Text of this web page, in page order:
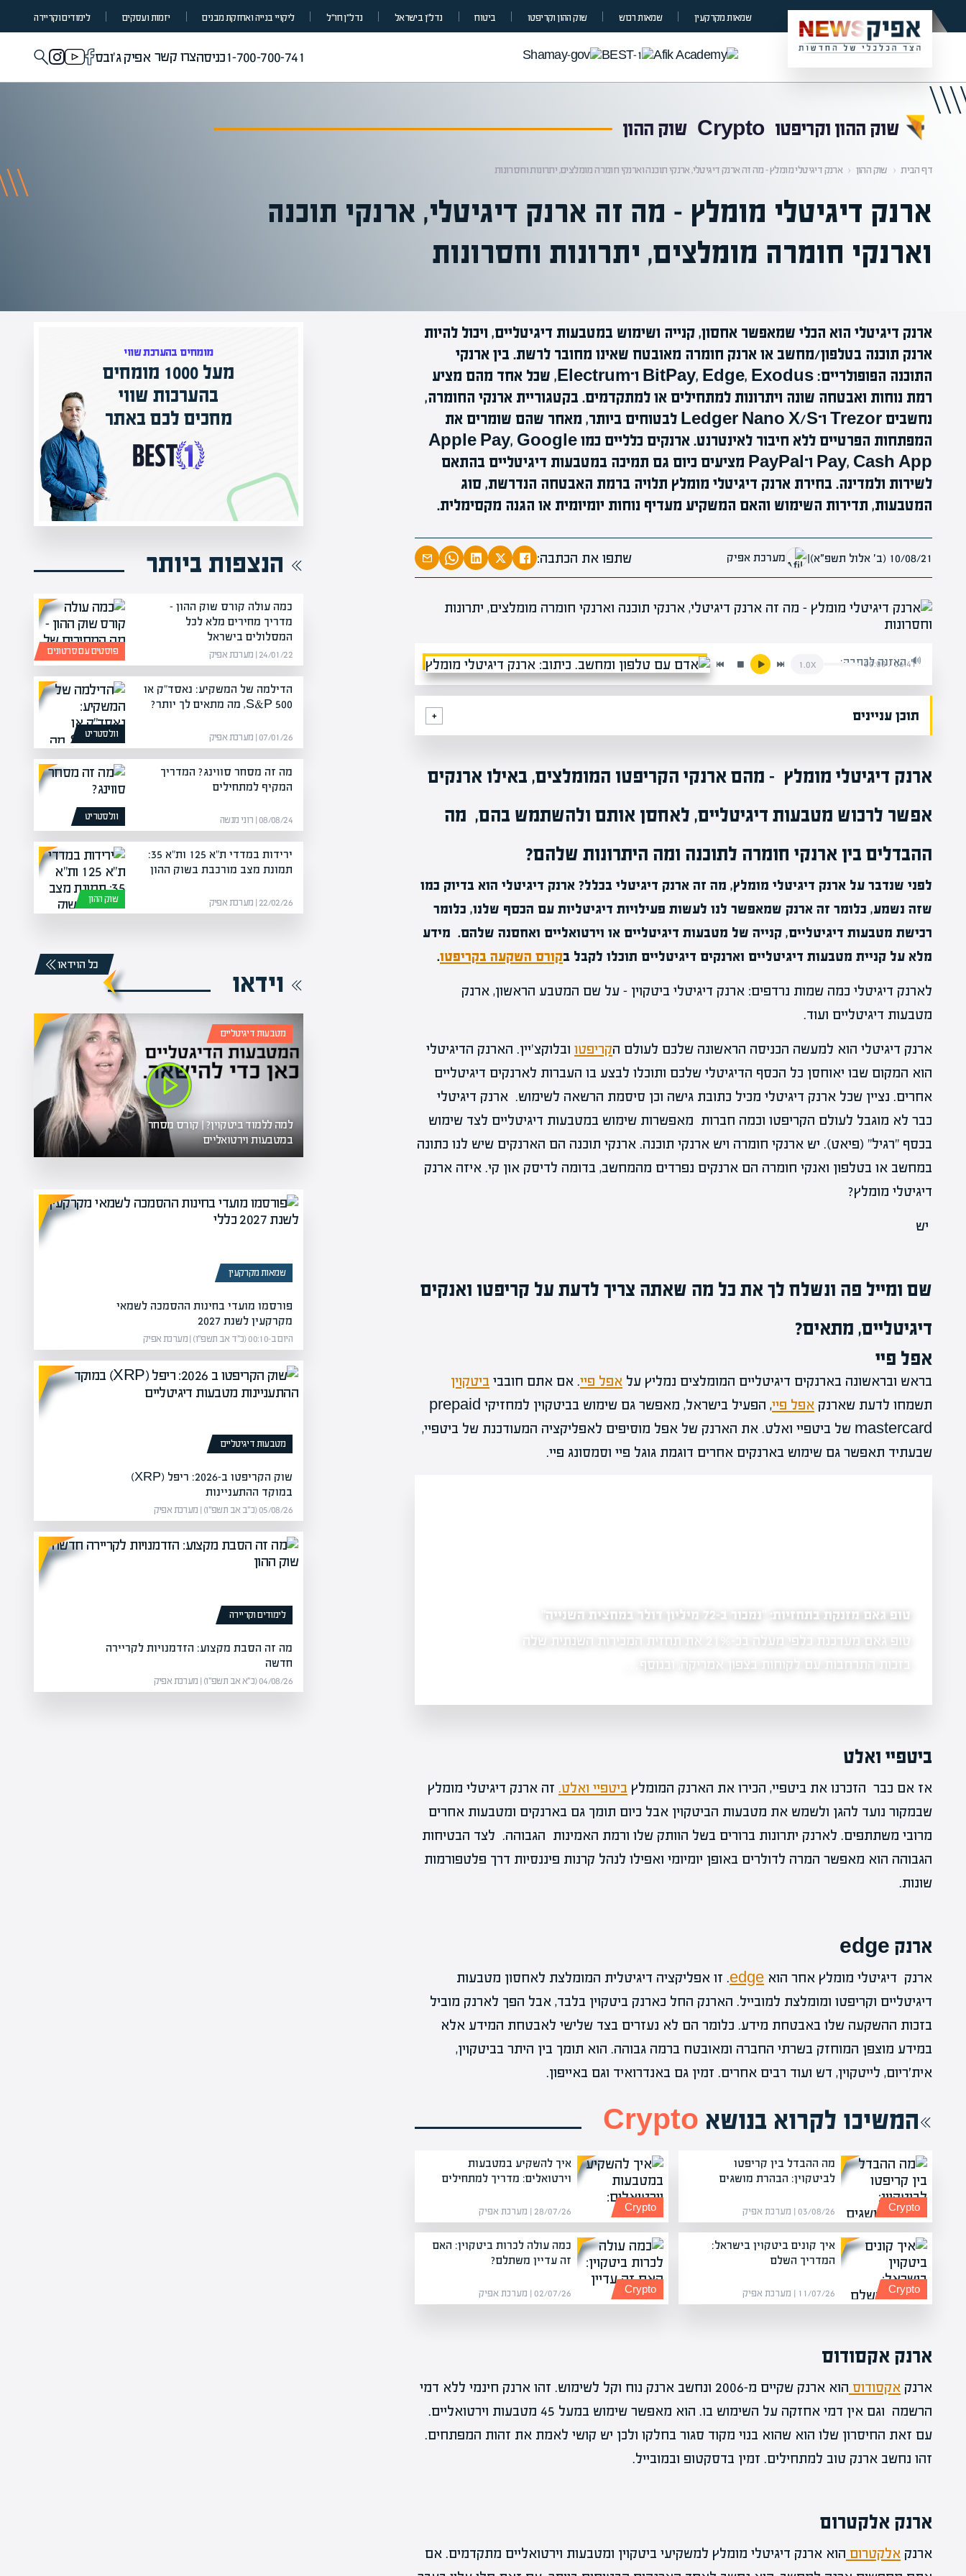
שמאות מקרקעין שמאות רכוש שוק ההון וקריפטו ביטוח נדל”ן בישראל נדל״ן חו״ל ליקויי בנייה ואחזקת מבנים יזמות ועסקים לימודים וקריירה
1-700-700-741כניסהצרו קשר אפיק ג'ובס
שוק ההון וקריפטו Crypto שוק ההון
דף הבית ‹ שוק ההון ‹ ארנק דיגיטלי מומלץ – מה זה ארנק דיגיטלי, ארנקי תוכנה וארנקי חומרה מומלצים, יתרונות וחסרונות
ארנק דיגיטלי מומלץ – מה זה ארנק דיגיטלי, ארנקי תוכנה
וארנקי חומרה מומלצים, יתרונות וחסרונות
ארנק דיגיטלי הוא הכלי שמאפשר אחסון, קנייה ושימוש במטבעות דיגיטליים, ויכול להיות
ארנק תוכנה בטלפון/מחשב או ארנק חומרה מאובטח שאינו מחובר לרשת. בין ארנקי
התוכנה הפופולריים: BitPay, Edge, Exodus ו־Electrum, שכל אחד מהם מציע
רמת נוחות ואבטחה שונה ויתרונות למתחילים או למתקדמים. בקטגוריית ארנקי החומרה,
נחשבים Trezor ו־Ledger Nano X/S לבטוחים ביותר, מאחר שהם שומרים את
המפתחות הפרטיים ללא חיבור לאינטרנט. ארנקים כלליים כמו Apple Pay, Google
Pay, Cash App ו־PayPal מציעים כיום גם תמיכה במטבעות דיגיטליים בהתאם
לשירות ולמדינה. בחירת ארנק דיגיטלי מומלץ תלויה ברמת האבטחה הנדרשת, סוג
המטבעות, תדירות השימוש והאם המשקיע מעדיף נוחות יומיומית או הגנה מקסימלית.
10/08/21 (ב׳ אלול תשפ״א) | מערכת אפיק שתפו את הכתבה:
האזנה לכתבה:06:41
/
00:00
1.0x
תוכן עניינים
ארנק דיגיטלי מומלץ – מהם ארנקי הקריפטו המומלצים, באילו ארנקים
אפשר לרכוש מטבעות דיגיטליים, לאחסן אותם ולהשתמש בהם, מה
ההבדלים בין ארנקי חומרה לתוכנה ומה היתרונות שלהם?
לפני שנדבר על ארנק דיגיטלי מומלץ, מה זה ארנק דיגיטלי בכלל? ארנק דיגיטלי הוא בדיוק כמו
שזה נשמע, כלומר זה ארנק שמאפשר לנו לעשות פעילויות דיגיטליות עם הכסף שלנו, כלומר
רכישת מטבעות דיגיטליים, קנייה של מטבעות דיגיטליים או וירטואליים ואחסנה שלהם. מידע
מלא על קניית מטבעות דיגיטליים וארנקים דיגיטליים תוכלו לקבל בקורס השקעה בקריפטו.
לארנק דיגיטלי כמה שמות נרדפים: ארנק דיגיטלי ביטקוין – על שם המטבע הראשון, ארנק
מטבעות דיגיטליים ועוד.
ארנק דיגיטלי הוא למעשה הכניסה הראשונה שלכם לעולם הקריפטו ובלוקצ'יין. הארנק הדיגיטלי
הוא המקום שבו יאוחסן כל הכסף הדיגיטלי שלכם ותוכלו לבצע בו העברות לארנקים דיגיטליים
אחרים. נציין שכל ארנק דיגיטלי מכיל כתובת גישה וכן סיסמת הרשאה לשימוש. ארנק דיגיטלי
כבר לא מוגבל לעולם הקריפטו וכמה חברות מאפשרות שימוש במטבעות דיגיטליים לצד שימוש
בכסף "רגיל" (פיאט). יש ארנקי חומרה ויש ארנקי תוכנה. ארנקי תוכנה הם הארנקים שיש לנו כתונה
במחשב או בטלפון ואנקי חומרה הם ארנקים נפרדים מהמחשב, בדומה לדיסק און קי. איזה ארנק
דיגיטלי מומלץ?
יש
שם ומייל פה ונשלח לך את כל מה שאתה צריך לדעת על קריפטו ואנקים
דיגיטליים, מתאים?
אפל פיי
בראש ובראשונה בארנקים דיגיטליים המומלצים נמליץ על אפל פיי. אם אתם חובבי ביטקוין
תשמחו לדעת שארנק אפל פיי
, הפעיל בישראל, מאפשר גם שימוש בביטקוין למחזיקי prepaid
mastercard של ביטפיי ואלט. את הארנק של אפל מוסיפים לאפליקציה המעודכנת של ביטפיי,
שבעתיד תאפשר גם שימוש בארנקים אחרים דוגמת גוגל פיי וסמסונג פיי.
למצוא
טופ גאם מזנקת בתחזיות: "נמכור ב-72 מיליון דולר במחצית השנייה"
טופ גאם מעדכנת כלפי מעלה בכ-21% את תחזית המכירות השנתית שלה
בזכות התרחבות עם לקוחות בצפון אמריקה, ובנוסף…
רימון פורצת לשוק חוות השרתים בארה"ב
לאספקת מערכות קירור בפנסילבניה, על רקע…
ביטפיי ואלט
אז אם כבר הזכרנו את ביטפיי, הכירו את הארנק המומלץ ביטפיי ואלט. זה ארנק דיגיטלי מומלץ
שבמקור נועד להגן ולשמש את מטבעות הביטקוין אבל כיום תומך גם בארנקים ומטבעות אחרים
מרובי משתתפים. לארנק יתרונות ברורים בשל הוותק שלו ורמת האמינות הגבוהה. לצד הבטיחות
הגבוהה הוא מאפשר המרה לדולרים באופן יומיומי ואפילו לנהל קרנות פיננסיות דרך פלטפורמות
שונות.
ארנק edge
ארנק דיגיטלי מומלץ אחר הוא edge. זו אפליקציה דיגיטלית המומלצת לאחסון מטבעות
דיגיטליים וקריפטו ומומלצת למובייל. הארנק החל כארנק ביטקוין בלבד, אבל הפך לארנק מוביל
בזכות ההשקעה שלו באבטחת מידע. כלומר הם לא נעזרים בצד שלישי לאבטחת המידע אלא
במידע מוצפן המוחזק בשרתי החברה ומאובטח ברמה גבוהה. הוא תומך בין היתר בביטקוין,
אית׳ריום, לייטקוין, דש ועוד רבים אחרים. זמין גם באנדרואיד וגם באייפון.
המשיכו לקרוא בנושא Crypto
מה ההבדל בין קריפטו
לביטקוין: הבהרת מושגים
03/08/26 | מערכת אפיק Crypto
איך להשקיע במטבעות
וירטואלים: מדריך למתחילים
28/07/26 | מערכת אפיק Crypto
איך קונים ביטקוין בישראל:
המדריך השלם
11/07/26 | מערכת אפיק Crypto
כמה עולה לכרות ביטקוין: האם
זה עדיין משתלם?
02/07/26 | מערכת אפיק Crypto
ארנק אקסודוס
ארנק אקסודוס
הוא ארנק שקיים מ-2006 ונחשב ארנק נוח וקל לשימוש. זהו ארנק חינמי ללא דמי
הרשמה וגם אין דמי אחזקה על השימוש בו. הוא מאפשר שימוש במעל 45 מטבעות וירטואליים.
עם זאת החיסרון שלו הוא שהוא בנוי מקוד סגור בחלקו ולכן יש קושי לאמת את זהות המפתחים.
זהו נחשב ארנק טוב למתחילים. זמין בדסקטופ ובמובייל.
ארנק אלקטרום
ארנק אלקטרום הוא ארנק דיגיטלי מומלץ למשקיעי ביטקוין ומטבעות וירטואליים מתקדמים. אם
המרצים המובילים בישראל
הקריירה החדשה שלך מעבר לפינה!
מומחים בהערכת שווי
מעל 1000 מומחים
בהערכות שווי
מחכים לכם באתר
הנצפות ביותר
פוסטים עם סרטונים
כמה עולה קורס שוק ההון –
מדריך מחירים מלא לכל
המסלולים בישראל
24/01/22 | מערכת אפיק
וולסטריט
הדילמה של המשקיע: נאסד"ק או
S&P 500, מה מתאים לך יותר?
07/01/26 | מערכת אפיק
וולסטריט
מה זה מסחר סווינג? המדריך
המקיף למתחילים
08/08/24 | רוני מנשה
שוק ההון
ירידות במדדי ת"א 125 ות"א 35:
תמונת מצב מורכבת בשוק ההון
22/02/26 | מערכת אפיק
וידאו
כל הוידאו
מטבעות דיגיטליים
למה ללמוד ביטקוין? | קורס מסחר
במטבעות וירטואליים
שמאות מקרקעין
פורסמו מועדי בחינות ההסמכה לשמאי
מקרקעין לשנת 2027
היום ב-00:10 (כ״ד אב תשפ״ו) | מערכת אפיק
מטבעות דיגיטליים
שוק הקריפטו ב-2026: ריפל (XRP)
במוקד ההתעניינות
05/08/26 (כ״ב אב תשפ״ו) | מערכת אפיק
לימודים וקריירה
מה זה הסבת מקצוע: הזדמנויות לקריירה
חדשה
04/08/26 (כ״א אב תשפ״ו) | מערכת אפיק